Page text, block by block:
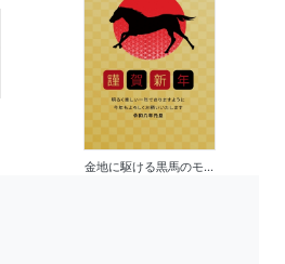
金地に駆ける黒馬のモ...